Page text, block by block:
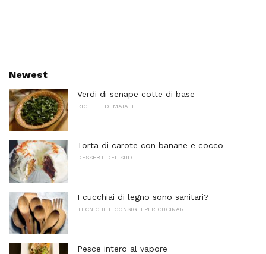
Newest
Verdi di senape cotte di base
RICETTE DI MAIALE
Torta di carote con banane e cocco
DESSERT DEL SUD
I cucchiai di legno sono sanitari?
TECNICHE E CONSIGLI PER CUCINARE
Pesce intero al vapore